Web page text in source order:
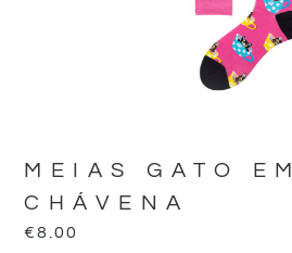
MEIAS GATO EM
CHÁVENA
€8.00